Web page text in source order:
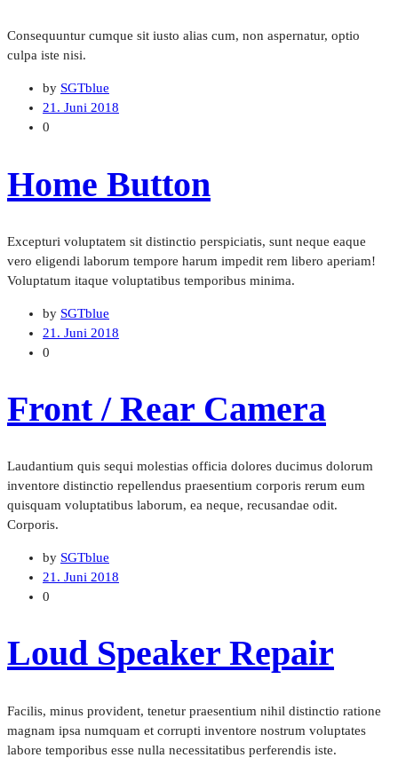
Consequuntur cumque sit iusto alias cum, non aspernatur, optio
culpa iste nisi.
by SGTblue
21. Juni 2018
0
Home Button
Excepturi voluptatem sit distinctio perspiciatis, sunt neque eaque
vero eligendi laborum tempore harum impedit rem libero aperiam!
Voluptatum itaque voluptatibus temporibus minima.
by SGTblue
21. Juni 2018
0
Front / Rear Camera
Laudantium quis sequi molestias officia dolores ducimus dolorum
inventore distinctio repellendus praesentium corporis rerum eum
quisquam voluptatibus laborum, ea neque, recusandae odit.
Corporis.
by SGTblue
21. Juni 2018
0
Loud Speaker Repair
Facilis, minus provident, tenetur praesentium nihil distinctio ratione
magnam ipsa numquam et corrupti inventore nostrum voluptates
labore temporibus esse nulla necessitatibus perferendis iste.